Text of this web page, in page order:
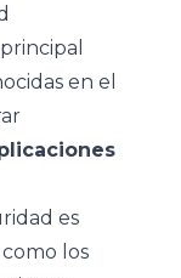
en el
es
los